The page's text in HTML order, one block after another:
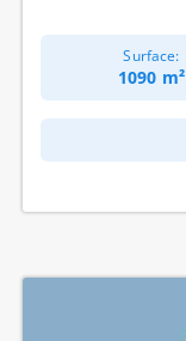
Surface:
1090 m²